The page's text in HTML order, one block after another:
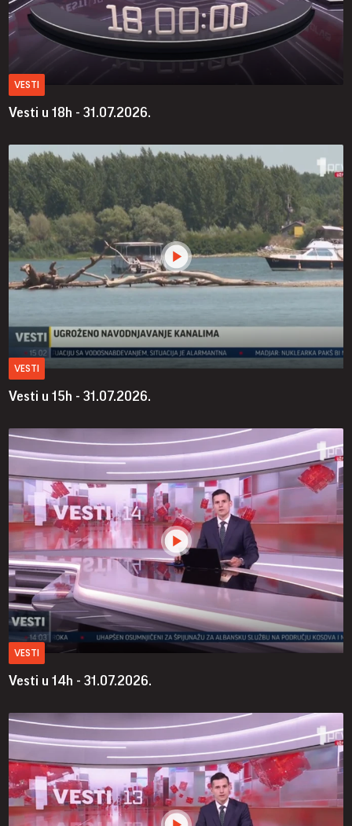
VESTI
Vesti u 18h - 31.07.2026.
VESTI
Vesti u 15h - 31.07.2026.
VESTI
Vesti u 14h - 31.07.2026.